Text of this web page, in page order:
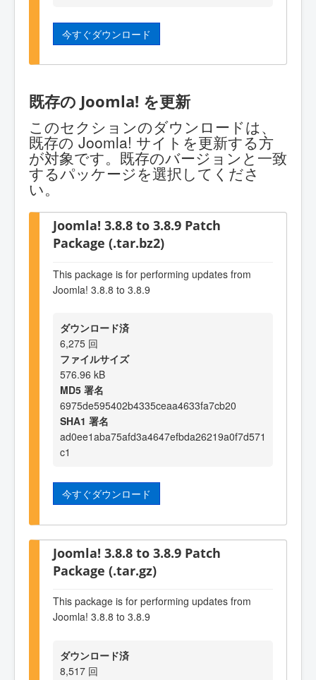
今すぐダウンロード
既存の Joomla! を更新
このセクションのダウンロードは、
既存の Joomla! サイトを更新する方
が対象です。既存のバージョンと一致
するパッケージを選択してくださ
い。
Joomla! 3.8.8 to 3.8.9 Patch
Package (.tar.bz2)
This package is for performing updates from
Joomla! 3.8.8 to 3.8.9
ダウンロード済
6,275 回
ファイルサイズ
576.96 kB
MD5 署名
6975de595402b4335ceaa4633fa7cb20
SHA1 署名
ad0ee1aba75afd3a4647efbda26219a0f7d571
c1
今すぐダウンロード
Joomla! 3.8.8 to 3.8.9 Patch
Package (.tar.gz)
This package is for performing updates from
Joomla! 3.8.8 to 3.8.9
ダウンロード済
8,517 回